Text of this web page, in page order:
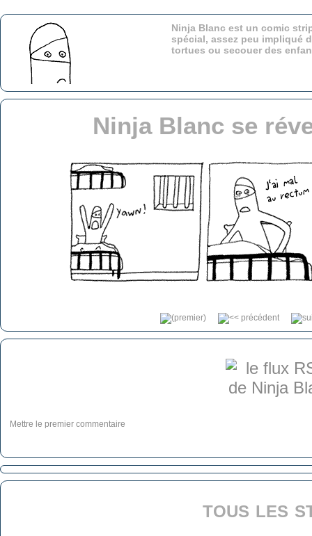
Ninja Blanc est un comic
spécial, assez peu impliqué
tortues ou secouer des
Ninja Blanc se
Mettre le premier commentaire
tous les